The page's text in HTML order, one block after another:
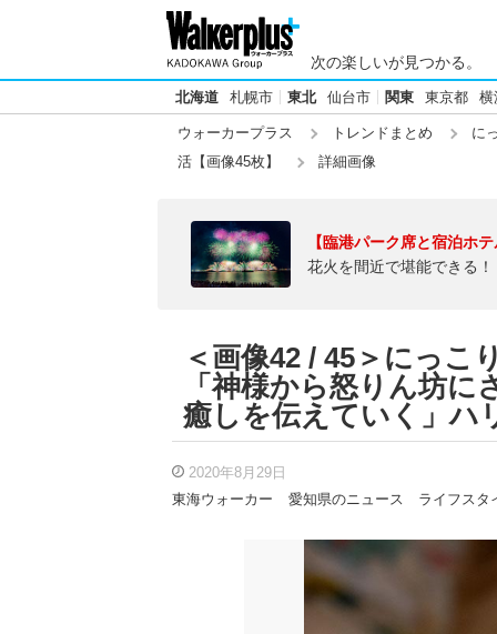
次の楽しいが見つかる。
北海道 札幌市 東北 仙台市 関東 東京都 横
ウォーカープラス トレンドまとめ
に
活【画像45枚】
詳細画像
【臨港パーク席と宿泊ホ
花火を間近で堪能できる
＜画像42 / 45＞にっ
「神様から怒りん坊
癒しを伝えていく」ハ
2020年8月29日
東海ウォーカー
愛知県のニュース ライフスタ